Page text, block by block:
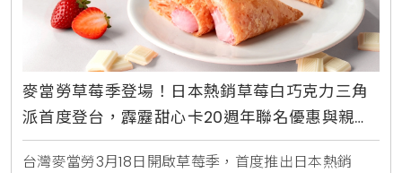
麥當勞草莓季登場！日本熱銷草莓白巧克力三角
派首度登台，霹靂甜心卡20週年聯名優惠與親子
體驗活動整理
台灣麥當勞3月18日開啟草莓季，首度推出日本熱銷